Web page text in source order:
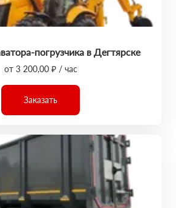
погрузчика в Дегтярске
от 3 200,00 ₽ / час
Заказать